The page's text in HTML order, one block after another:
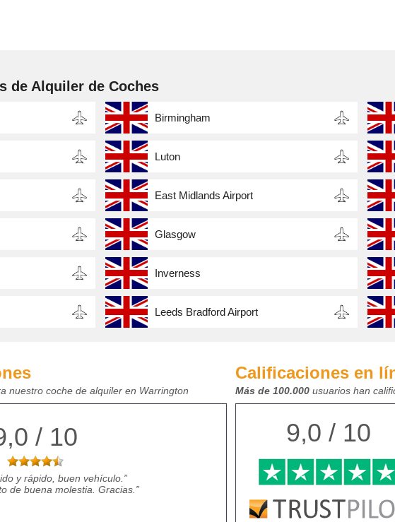
de Alquiler de Coches
Birmingham
Luton
East Midlands Airport
Glasgow
Inverness
Leeds Bradford Airport
nuestro coche de alquiler en Warrington
/ 10
y rápido, buen vehículo.
de buena molestia. Gracias.
Calificaciones en
Más de 100.000 usuarios han
9,0 / 10